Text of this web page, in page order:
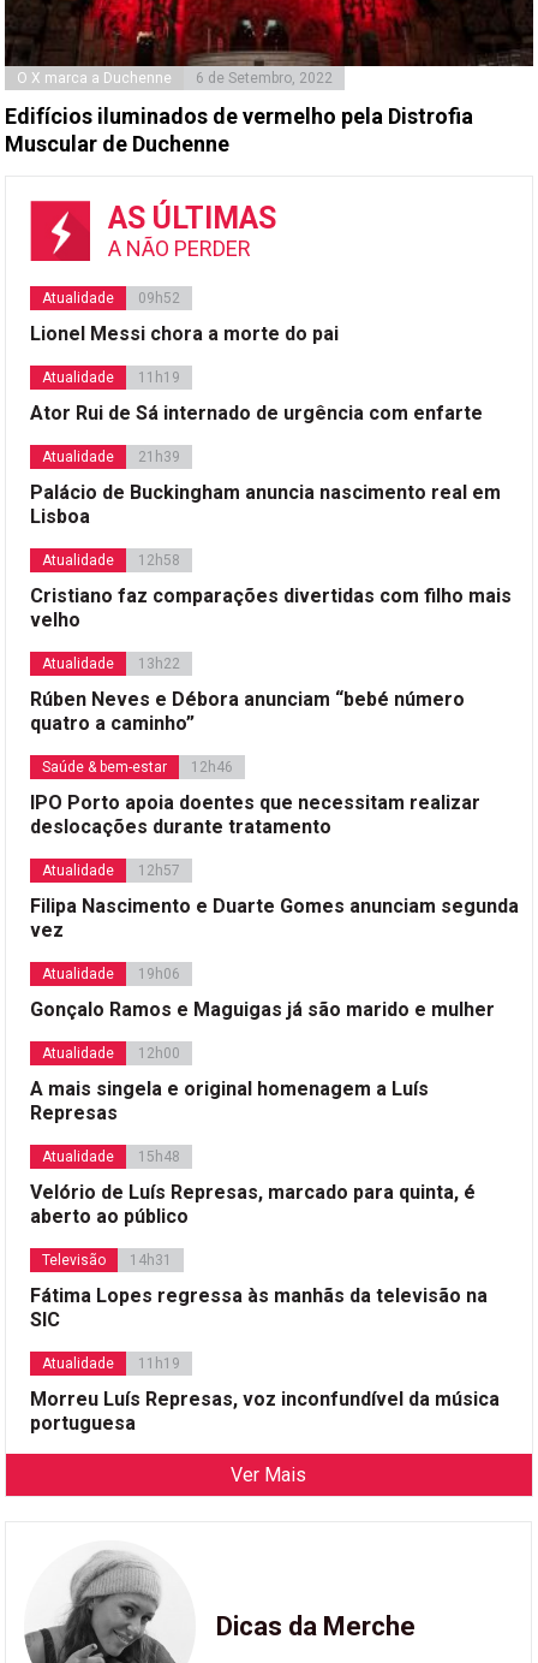
O X marca a Duchenne 6 de Setembro, 2022
Edifícios iluminados de vermelho pela Distrofia
Muscular de Duchenne
AS ÚLTIMAS
A NÃO PERDER
Atualidade 09h52
Lionel Messi chora a morte do pai
Atualidade 11h19
Ator Rui de Sá internado de urgência com enfarte
Atualidade 21h39
Palácio de Buckingham anuncia nascimento real em
Lisboa
Atualidade 12h58
Cristiano faz comparações divertidas com filho mais
velho
Atualidade 13h22
Rúben Neves e Débora anunciam “bebé número
quatro a caminho”
Saúde & bem-estar 12h46
IPO Porto apoia doentes que necessitam realizar
deslocações durante tratamento
Atualidade 12h57
Filipa Nascimento e Duarte Gomes anunciam segunda
vez
Atualidade 19h06
Gonçalo Ramos e Maguigas já são marido e mulher
Atualidade 12h00
A mais singela e original homenagem a Luís
Represas
Atualidade 15h48
Velório de Luís Represas, marcado para quinta, é
aberto ao público
Televisão 14h31
Fátima Lopes regressa às manhãs da televisão na
SIC
Atualidade 11h19
Morreu Luís Represas, voz inconfundível da música
portuguesa
Ver Mais
Dicas da Merche